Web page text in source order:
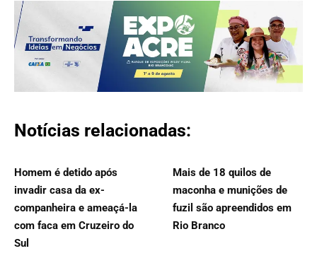
Notícias relacionadas:
Homem é detido após
invadir casa da ex-
companheira e ameaçá-la
com faca em Cruzeiro do
Sul
Mais de 18 quilos de
maconha e munições de
fuzil são apreendidos em
Rio Branco